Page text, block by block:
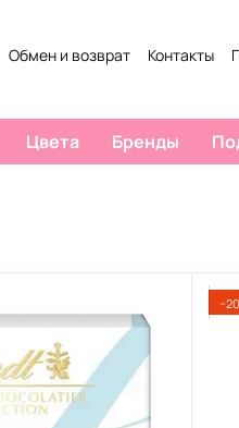
Обмен и возврат Контакты
Цвета Бренды